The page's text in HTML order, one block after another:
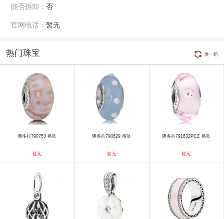
能否拆卸： 否
官网电话： 暂无
热门珠宝 换一组
潘多拉790753 吊坠
暂无
潘多拉790629 吊坠
暂无
潘多拉791632PCZ 吊坠
暂无